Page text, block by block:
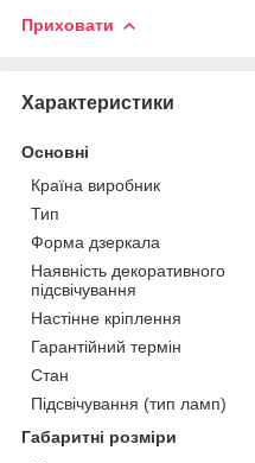
Приховати
Характеристики
Основні
Країна виробник
Тип
Форма дзеркала
Наявність декоративного
підсвічування
Настінне кріплення
Гарантійний термін
Стан
Підсвічування (тип ламп)
Габаритні розміри